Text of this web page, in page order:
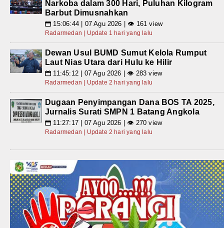
Narkoba dalam 300 Hari, Puluhan Kilogram
Barbut Dimusnahkan
📅 15:06:44 | 07 Agu 2026 | 👁 161 view
Radarmedan | Update 1 hari yang lalu
Dewan Usul BUMD Sumut Kelola Rumput
Laut Nias Utara dari Hulu ke Hilir
📅 11:45:12 | 07 Agu 2026 | 👁 283 view
Radarmedan | Update 2 hari yang lalu
Dugaan Penyimpangan Dana BOS TA 2025,
Jurnalis Surati SMPN 1 Batang Angkola
📅 11:27:17 | 07 Agu 2026 | 👁 270 view
Radarmedan | Update 2 hari yang lalu